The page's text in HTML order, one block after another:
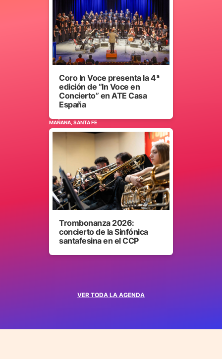
VER TODA LA AGENDA
Coro In Voce presenta la 4ª
edición de “In Voce en
Concierto” en ATE Casa
España
MAÑANA, SANTA FE
Trombonanza 2026:
concierto de la Sinfónica
santafesina en el CCP